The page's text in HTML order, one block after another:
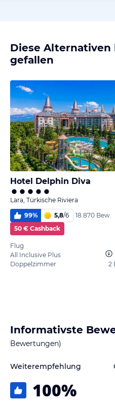
Diese
gefallen
Hotel Delphin Diva
Lara, Türkische Riviera
99% 5,8/6
18.870 Bew.
50 € Cashback
Flug
All Inclusive Plus
Doppelzimmer
2
Informativste
Bewertungen)
Weiterempfehlung
100%